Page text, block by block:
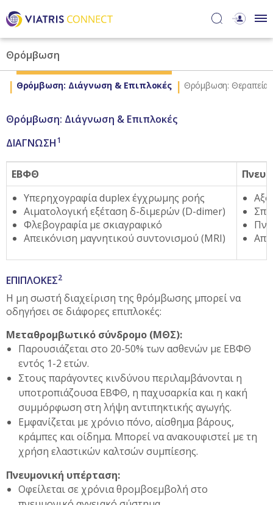
Θρόμβωση
Θρόμβωση: Διάγνωση & Επιπλοκές Θρόμβωση: Θεραπεία
Θρόμβωση: Διάγνωση & Επιπλοκές
ΔΙΑΓΝΩΣΗ1
ΕΒΦΘ
Υπερηχογραφία duplex έγχρωμης ροής
Αιματολογική εξέταση δ-διμερών (D-dimer)
Φλεβογραφία με σκιαγραφικό
Απεικόνιση μαγνητικού συντονισμού (MRI)
ΕΠΙΠΛΟΚΕΣ2
Η μη σωστή διαχείριση της θρόμβωσης μπορεί να
οδηγήσει σε διάφορες επιπλοκές:
Μεταθρομβωτικό σύνδρομο (ΜΘΣ):
Παρουσιάζεται στο 20-50% των ασθενών με ΕΒΦΘ
εντός 1-2 ετών.
Στους παράγοντες κινδύνου περιλαμβάνονται η
υποτροπιάζουσα ΕΒΦΘ, η παχυσαρκία και η κακή
συμμόρφωση στη λήψη αντιπηκτικής αγωγής.
Εμφανίζεται με χρόνιο πόνο, αίσθημα βάρους,
κράμπες και οίδημα. Μπορεί να ανακουφιστεί με τη
χρήση ελαστικών καλτσών συμπίεσης.
Πνευμονική υπέρταση:
Οφείλεται σε χρόνια θρομβοεμβολή στο